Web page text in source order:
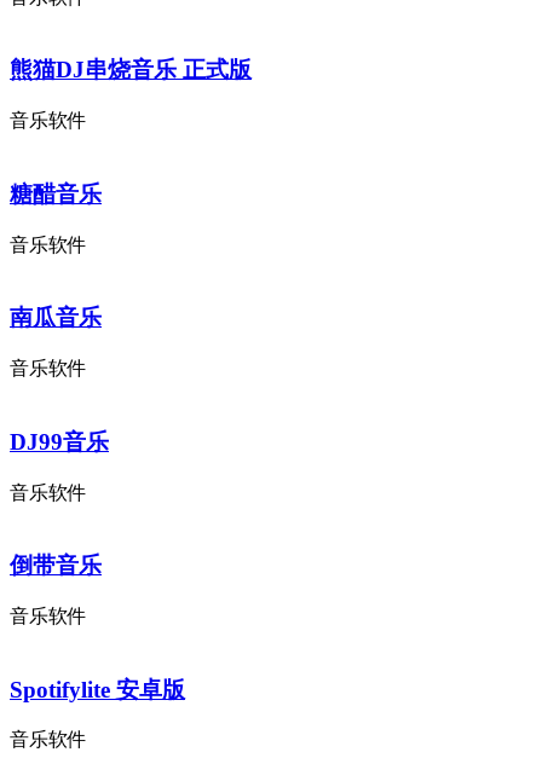
熊猫DJ串烧音乐 正式版
音乐软件
糖醋音乐
音乐软件
南瓜音乐
音乐软件
DJ99音乐
音乐软件
倒带音乐
音乐软件
Spotifylite 安卓版
音乐软件